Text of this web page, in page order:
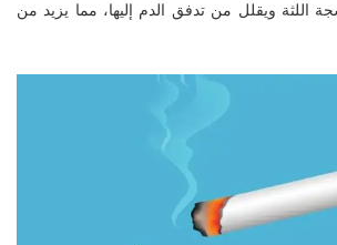
اللثة ويقلل من تدفق الدم إليها، مما يزيد من